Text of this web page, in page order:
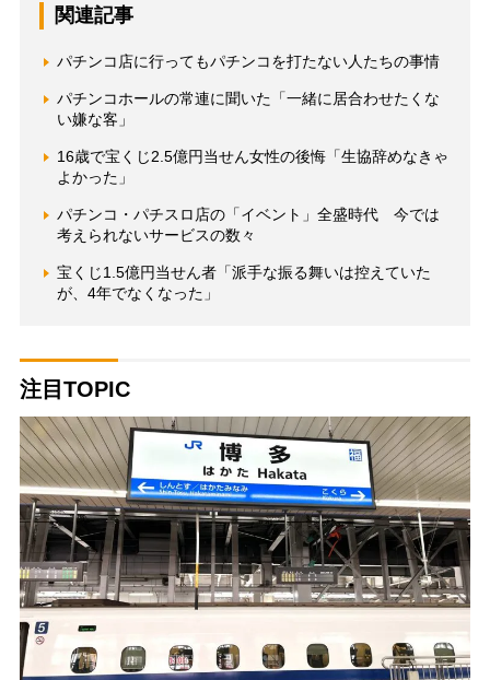
関連記事
パチンコ店に行ってもパチンコを打たない人たちの事情
パチンコホールの常連に聞いた「一緒に居合わせたくな
い嫌な客」
16歳で宝くじ2.5億円当せん女性の後悔「生協辞めなきゃ
よかった」
パチンコ・パチスロ店の「イベント」全盛時代 今では
考えられないサービスの数々
宝くじ1.5億円当せん者「派手な振る舞いは控えていた
が、4年でなくなった」
注目TOPIC